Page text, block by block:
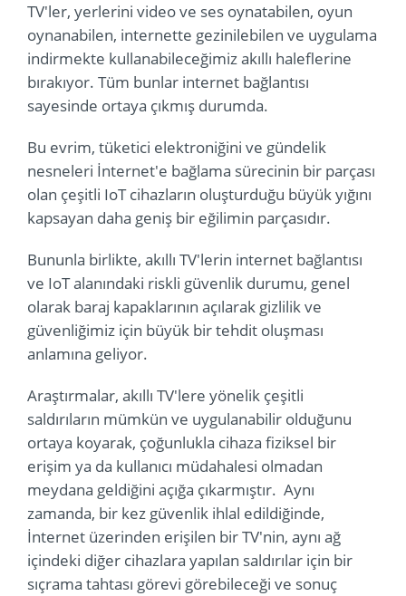
TV'ler, yerlerini video ve ses oynatabilen, oyun
oynanabilen, internette gezinilebilen ve uygulama
indirmekte kullanabileceğimiz akıllı haleflerine
bırakıyor. Tüm bunlar internet bağlantısı
sayesinde ortaya çıkmış durumda.
Bu evrim, tüketici elektroniğini ve gündelik
nesneleri İnternet'e bağlama sürecinin bir parçası
olan çeşitli IoT cihazların oluşturduğu büyük yığını
kapsayan daha geniş bir eğilimin parçasıdır.
Bununla birlikte, akıllı TV'lerin internet bağlantısı
ve IoT alanındaki riskli güvenlik durumu, genel
olarak baraj kapaklarının açılarak gizlilik ve
güvenliğimiz için büyük bir tehdit oluşması
anlamına geliyor.
Araştırmalar, akıllı TV'lere yönelik çeşitli
saldırıların mümkün ve uygulanabilir olduğunu
ortaya koyarak, çoğunlukla cihaza fiziksel bir
erişim ya da kullanıcı müdahalesi olmadan
meydana geldiğini açığa çıkarmıştır. Aynı
zamanda, bir kez güvenlik ihlal edildiğinde,
İnternet üzerinden erişilen bir TV'nin, aynı ağ
içindeki diğer cihazlara yapılan saldırılar için bir
sıçrama tahtası görevi görebileceği ve sonuç